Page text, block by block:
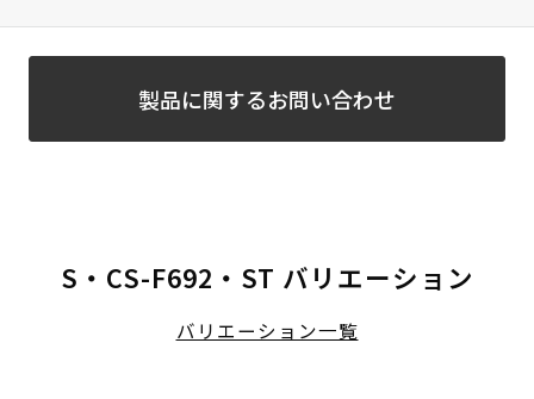
製品に関するお問い合わせ
S・CS-F692・ST バリエーション
バリエーション一覧